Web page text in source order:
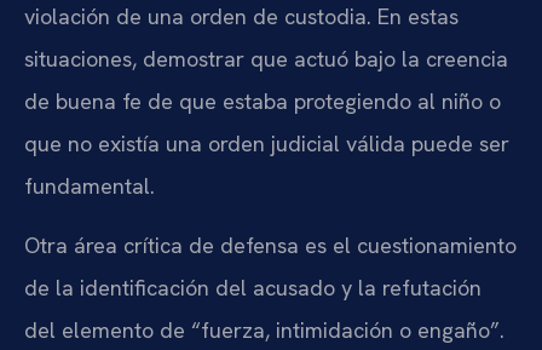
violación de una orden de custodia. En estas
situaciones, demostrar que actuó bajo la creencia
de buena fe de que estaba protegiendo al niño o
que no existía una orden judicial válida puede ser
fundamental.
Otra área crítica de defensa es el cuestionamiento
de la identificación del acusado y la refutación
del elemento de “fuerza, intimidación o engaño”.